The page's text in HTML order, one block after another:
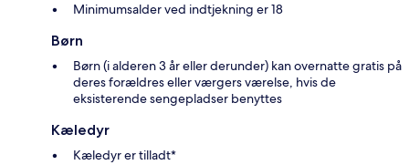
Minimumsalder ved indtjekning er 18
Børn
Børn (i alderen 3 år eller derunder) kan overnatte gratis på
deres forældres eller værgers værelse, hvis de
eksisterende sengepladser benyttes
Kæledyr
Kæledyr er tilladt*